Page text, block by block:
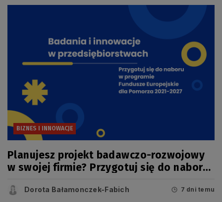
BIZNES I INNOWACJE
Planujesz projekt badawczo-rozwojowy
w swojej firmie? Przygotuj się do naboru
Dorota Bałamonczek-Fabich 7 dni temu